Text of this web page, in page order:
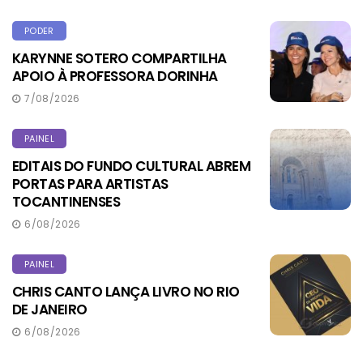
PODER
KARYNNE SOTERO COMPARTILHA
APOIO À PROFESSORA DORINHA
7/08/2026
PAINEL
EDITAIS DO FUNDO CULTURAL ABREM
PORTAS PARA ARTISTAS
TOCANTINENSES
6/08/2026
PAINEL
CHRIS CANTO LANÇA LIVRO NO RIO
DE JANEIRO
6/08/2026